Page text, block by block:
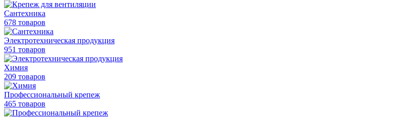
Сантехника
678 товаров
Электротехническая продукция
951 товаров
Химия
209 товаров
Профессиональный крепеж
465 товаров